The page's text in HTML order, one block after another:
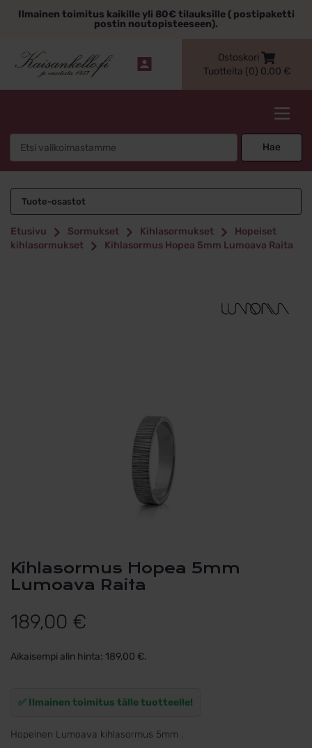
sisältöönIlmainen toimitus kaikille yli 80€ tilauksille ( postipaketti
postin noutopisteeseen).
Ostoskori
Tuotteita (0) 0,00 €
Hae
Tuote-osastot
Etusivu Sormukset Kihlasormukset
Hopeiset
kihlasormukset
Kihlasormus Hopea 5mm Lumoava Raita
Kihlasormus Hopea 5mm
Lumoava Raita
189,00 €
Aikaisempi alin hinta: 189,00 €.
✅ Ilmainen toimitus tälle tuotteelle!
Hopeinen Lumoava kihlasormus 5mm .